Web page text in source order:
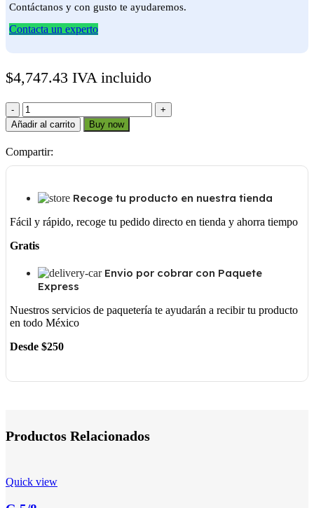
Contáctanos y con gusto te ayudaremos.
Contacta un experto
$4,747.43 IVA incluido
R1
1
9/16
cantidad
Añadir al carrito Buy now
Compartir:
Recoge tu producto en nuestra tienda
Fácil y rápido, recoge tu pedido directo en tienda y ahorra tiempo
Gratis
Envio por cobrar con Paquete
Express
Nuestros servicios de paquetería te ayudarán a recibir tu producto
en todo México
Desde $250
Productos Relacionados
Quick view